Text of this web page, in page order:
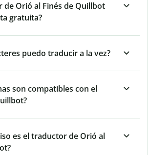
de Orió al Finés de Quillbot
gratuita?
puedo traducir a la vez?
son compatibles con el
es el traductor de Orió al